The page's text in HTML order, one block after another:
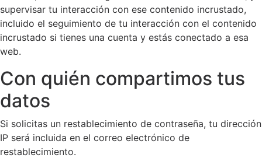
supervisar tu interacción con ese contenido incrustado,
incluido el seguimiento de tu interacción con el contenido
incrustado si tienes una cuenta y estás conectado a esa
web.
Con quién compartimos tus
datos
Si solicitas un restablecimiento de contraseña, tu dirección
IP será incluida en el correo electrónico de
restablecimiento.